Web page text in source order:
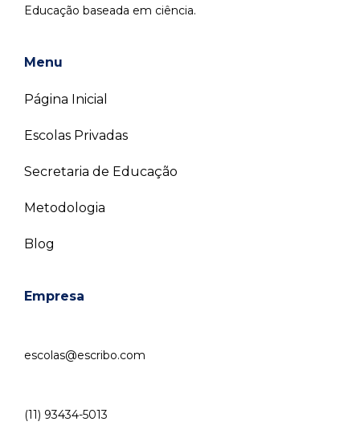
Educação baseada em ciência.
Menu
Página Inicial
Escolas Privadas
Secretaria de Educação
Metodologia
Blog
Empresa
escolas@escribo.com
(11) 93434-5013